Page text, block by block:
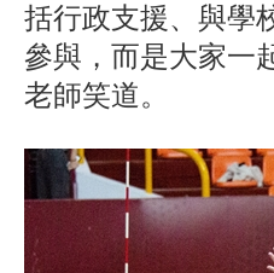
括行政支援、與學
參與，而是大家一
老師笑道。